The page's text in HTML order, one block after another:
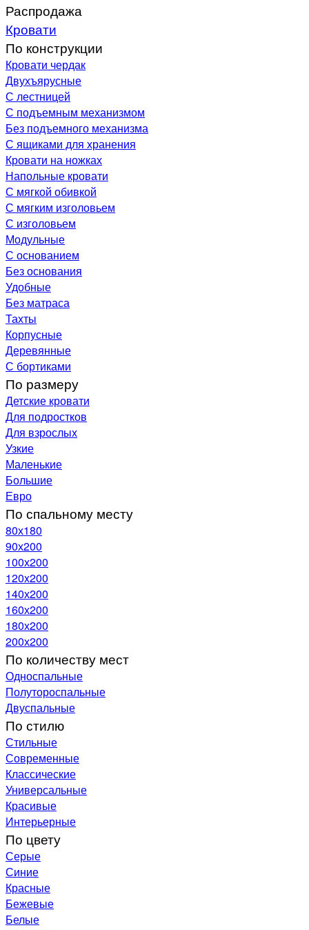
Распродажа
Кровати
По конструкции
Кровати чердак
Двухъярусные
С лестницей
С подъемным механизмом
Без подъемного механизма
С ящиками для хранения
Кровати на ножках
Напольные кровати
С мягкой обивкой
С мягким изголовьем
С изголовьем
Модульные
С основанием
Без основания
Удобные
Без матраса
Тахты
Корпусные
Деревянные
С бортиками
По размеру
Детские кровати
Для подростков
Для взрослых
Узкие
Маленькие
Большие
Евро
По спальному месту
80х180
90х200
100х200
120x200
140х200
160х200
180х200
200х200
По количеству мест
Односпальные
Полутороспальные
Двуспальные
По стилю
Стильные
Современные
Классические
Универсальные
Красивые
Интерьерные
По цвету
Серые
Синие
Красные
Бежевые
Белые